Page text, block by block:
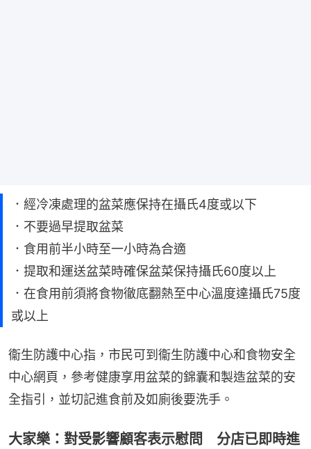
．經冷凍處理的盆菜應保持在攝氏4度或以下
．不要過早提取盆菜
．食用前半小時至一小時為合適
．提取和運送盆菜時確保盆菜保持攝氏60度以上
．在食用前須將食物徹底翻熱至中心溫度達攝氏75度
或以上
衞生防護中心指，市民可到衞生防護中心和食物安全
中心網頁，參考健康享用盆菜的錦囊和製造盆菜的安
全指引，並切記進食前及如廁後要洗手。
大家樂：對受影響顧客表示慰問 分店已即時進